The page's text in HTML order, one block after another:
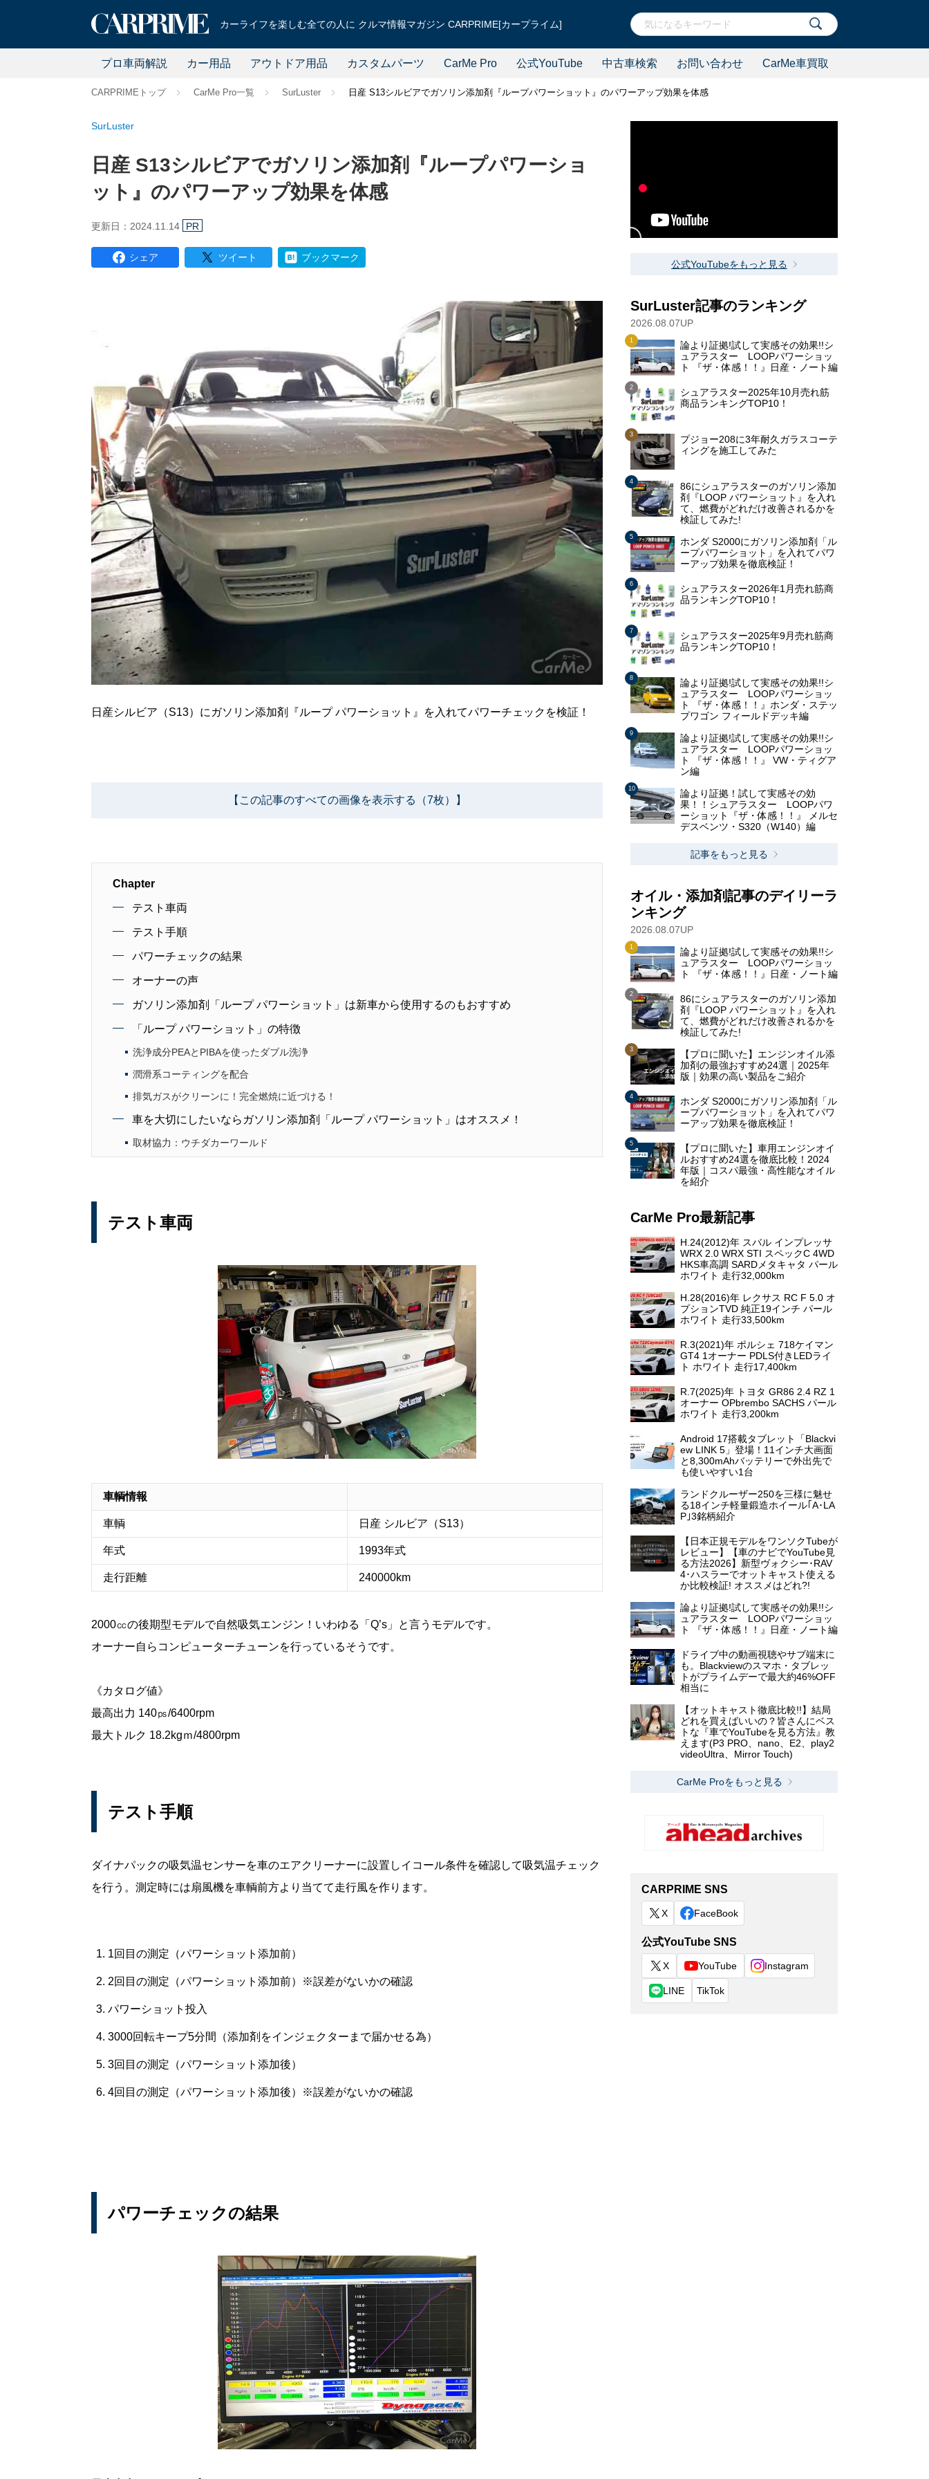
カーライフを楽しむ全ての人に クルマ情報マガジン CARPRIME[カープライム]
プロ車両解説 カー用品 アウトドア用品 カスタムパーツ CarMe Pro 公式YouTube 中古車検索 お問い合わせ CarMe車買取
CARPRIMEトップ CarMe Pro一覧 SurLuster 日産 S13シルビアでガソリン添加剤『ループパワーショット』のパワーアップ効果を体感
SurLuster
日産 S13シルビアでガソリン添加剤『ループパワーショ
ット』のパワーアップ効果を体感
更新日：2024.11.14 PR
シェア ツイート ブックマーク
日産シルビア（S13）にガソリン添加剤『ループ パワーショット』を入れてパワーチェックを検証！
【この記事のすべての画像を表示する（7枚）】
Chapter
テスト車両
テスト手順
パワーチェックの結果
オーナーの声
ガソリン添加剤「ループ パワーショット」は新車から使用するのもおすすめ
「ループ パワーショット」の特徴
洗浄成分PEAとPIBAを使ったダブル洗浄
潤滑系コーティングを配合
排気ガスがクリーンに！完全燃焼に近づける！
車を大切にしたいならガソリン添加剤「ループ パワーショット」はオススメ！
取材協力：ウチダカーワールド
テスト車両
車輌情報
車輌 日産 シルビア（S13）
年式 1993年式
走行距離 240000km
2000㏄の後期型モデルで自然吸気エンジン！いわゆる「Q’s」と言うモデルです。
オーナー自らコンピューターチューンを行っているそうです。
《カタログ値》
最高出力 140㎰/6400rpm
最大トルク 18.2kgｍ/4800rpm
テスト手順
ダイナパックの吸気温センサーを車のエアクリーナーに設置しイコール条件を確認して吸気温チェック
を行う。測定時には扇風機を車輌前方より当てて走行風を作ります。
1回目の測定（パワーショット添加前）
2回目の測定（パワーショット添加前）※誤差がないかの確認
パワーショット投入
3000回転キープ5分間（添加剤をインジェクターまで届かせる為）
3回目の測定（パワーショット添加後）
4回目の測定（パワーショット添加後）※誤差がないかの確認
パワーチェックの結果
公式YouTubeをもっと見る
SurLuster記事のランキング
2026.08.07UP
論より証拠!試して実感その効果!!シ
ュアラスター LOOPパワーショッ
ト 『ザ・体感！！』日産・ノート編
シュアラスター2025年10月売れ筋
商品ランキングTOP10！
プジョー208に3年耐久ガラスコーテ
ィングを施工してみた
86にシュアラスターのガソリン添加
剤『LOOP パワーショット』を入れ
て、燃費がどれだけ改善されるかを
検証してみた!
ホンダ S2000にガソリン添加剤「ル
ープパワーショット」を入れてパワ
ーアップ効果を徹底検証！
シュアラスター2026年1月売れ筋商
品ランキングTOP10！
シュアラスター2025年9月売れ筋商
品ランキングTOP10！
論より証拠!試して実感その効果!!シ
ュアラスター LOOPパワーショッ
ト 『ザ・体感！！』ホンダ・ステッ
プワゴン フィールドデッキ編
論より証拠!試して実感その効果!!シ
ュアラスター LOOPパワーショッ
ト 『ザ・体感！！』 VW・ティグア
ン編
論より証拠！試して実感その効
果！！シュアラスター LOOPパワ
ーショット『ザ・体感！！』 メルセ
デスベンツ・S320（W140）編
記事をもっと見る
オイル・添加剤記事のデイリーラ
ンキング
2026.08.07UP
論より証拠!試して実感その効果!!シ
ュアラスター LOOPパワーショッ
ト 『ザ・体感！！』日産・ノート編
86にシュアラスターのガソリン添加
剤『LOOP パワーショット』を入れ
て、燃費がどれだけ改善されるかを
検証してみた!
【プロに聞いた】エンジンオイル添
加剤の最強おすすめ24選｜2025年
版｜効果の高い製品をご紹介
ホンダ S2000にガソリン添加剤「ル
ープパワーショット」を入れてパワ
ーアップ効果を徹底検証！
【プロに聞いた】車用エンジンオイ
ルおすすめ24選を徹底比較！2024
年版｜コスパ最強・高性能なオイル
を紹介
CarMe Pro最新記事
H.24(2012)年 スバル インプレッサ
WRX 2.0 WRX STI スペックC 4WD
HKS車高調 SARDメタキャタ パール
ホワイト 走行32,000km
H.28(2016)年 レクサス RC F 5.0 オ
プションTVD 純正19インチ パール
ホワイト 走行33,500km
R.3(2021)年 ポルシェ 718ケイマン
GT4 1オーナー PDLS付きLEDライ
ト ホワイト 走行17,400km
R.7(2025)年 トヨタ GR86 2.4 RZ 1
オーナー OPbrembo SACHS パール
ホワイト 走行3,200km
Android 17搭載タブレット「Blackvi
ew LINK 5」登場！11インチ大画面
と8,300mAhバッテリーで外出先で
も使いやすい1台
ランドクルーザー250を三様に魅せ
る18インチ軽量鍛造ホイール｢A･LA
P｣3銘柄紹介
【日本正規モデルをワンソクTubeが
レビュー】【車のナビでYouTube見
る方法2026】新型ヴォクシー･RAV
4･ハスラーでオットキャスト使える
か比較検証! オススメはどれ?!
論より証拠!試して実感その効果!!シ
ュアラスター LOOPパワーショッ
ト 『ザ・体感！！』日産・ノート編
ドライブ中の動画視聴やサブ端末に
も。Blackviewのスマホ・タブレッ
トがプライムデーで最大約46%OFF
相当に
【オットキャスト徹底比較!!】結局
どれを買えばいいの？皆さんにベス
トな『車でYouTubeを見る方法』教
えます(P3 PRO、nano、E2、play2
videoUltra、Mirror Touch)
CarMe Proをもっと見る
CARPRIME SNS
X FaceBook
公式YouTube SNS
X YouTube Instagram
LINE TikTok